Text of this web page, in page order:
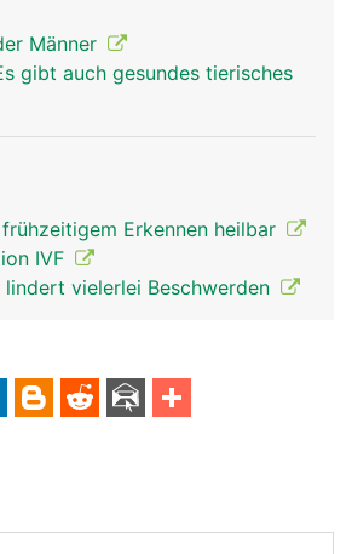
Männer
gibt auch gesundes tierisches
Erkennen heilbar
IVF
lindert vielerlei Beschwerden